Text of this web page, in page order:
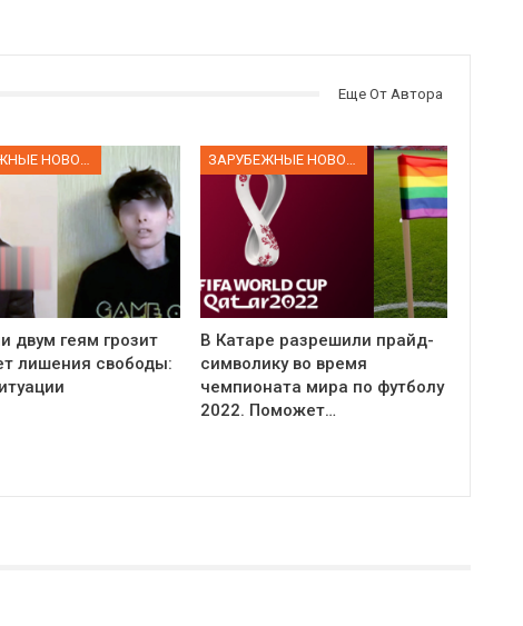
Еще От Автора
ЗАРУБЕЖНЫЕ НОВОСТИ
двум геям грозит
лишения свободы:
ЗАРУБЕЖНЫЕ НОВОСТИ
В Катаре разрешили прайд-
символику во время
чемпионата мира по футболу
2022. Поможет…